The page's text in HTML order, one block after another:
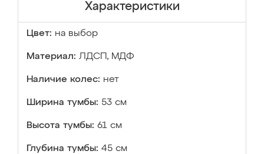
Характеристики
Цвет: на выбор
Материал: ЛДСП, МДФ
Наличие колес: нет
Ширина тумбы: 53 см
Высота тумбы: 61 см
Глубина тумбы: 45 см